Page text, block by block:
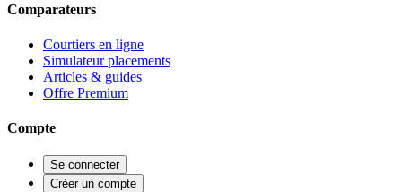
Comparateurs
Courtiers en ligne
Simulateur placements
Articles & guides
Offre Premium
Compte
Se connecter
Créer un compte